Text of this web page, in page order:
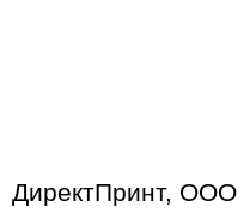
ДиректПринт, ООО